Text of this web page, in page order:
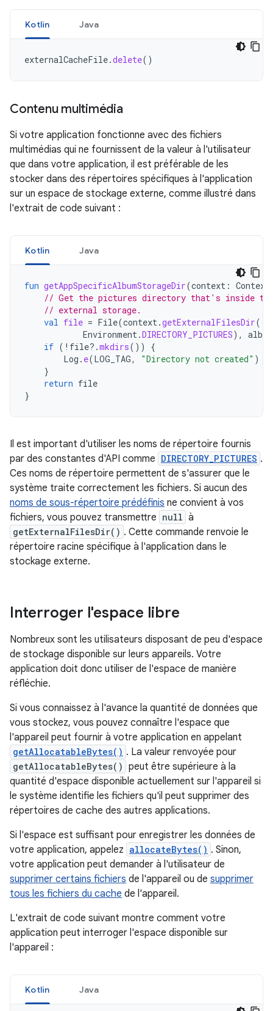
Kotlin Java
externalCacheFile.delete()
Contenu multimédia
Si votre application fonctionne avec des fichiers
multimédias qui ne fournissent de la valeur à l'utilisateur
que dans votre application, il est préférable de les
stocker dans des répertoires spécifiques à l'application
sur un espace de stockage externe, comme illustré dans
l'extrait de code suivant :
Kotlin Java
fun getAppSpecificAlbumStorageDir(context : Context
// Get the pictures directory that's inside
// external storage.
val file = File(context.getExternalFilesDir(
Environment.DIRECTORY_PICTURES),
if ( ! file?.mkdirs())
{
Log . e(LOG_TAG, "Directory not created" )
}
return file
}
Il est important d'utiliser les noms de répertoire fournis
par des constantes d'API comme DIRECTORY_PICTURES .
Ces noms de répertoire permettent de s'assurer que le
système traite correctement les fichiers. Si aucun des
noms de sous-répertoire prédéfinis ne convient à vos
fichiers, vous pouvez transmettre null à
getExternalFilesDir() . Cette commande renvoie le
répertoire racine spécifique à l'application dans le
stockage externe.
Interroger l'espace libre
Nombreux sont les utilisateurs disposant de peu d'espace
de stockage disponible sur leurs appareils. Votre
application doit donc utiliser de l'espace de manière
réfléchie.
Si vous connaissez à l'avance la quantité de données que
vous stockez, vous pouvez connaître l'espace que
l'appareil peut fournir à votre application en appelant
getAllocatableBytes() . La valeur renvoyée pour
getAllocatableBytes() peut être supérieure à la
quantité d'espace disponible actuellement sur l'appareil si
le système identifie les fichiers qu'il peut supprimer des
répertoires de cache des autres applications.
Si l'espace est suffisant pour enregistrer les données de
votre application, appelez allocateBytes() . Sinon,
votre application peut demander à l'utilisateur de
supprimer certains fichiers de l'appareil ou de supprimer
tous les fichiers du cache de l'appareil.
L'extrait de code suivant montre comment votre
application peut interroger l'espace disponible sur
l'appareil :
Kotlin Java